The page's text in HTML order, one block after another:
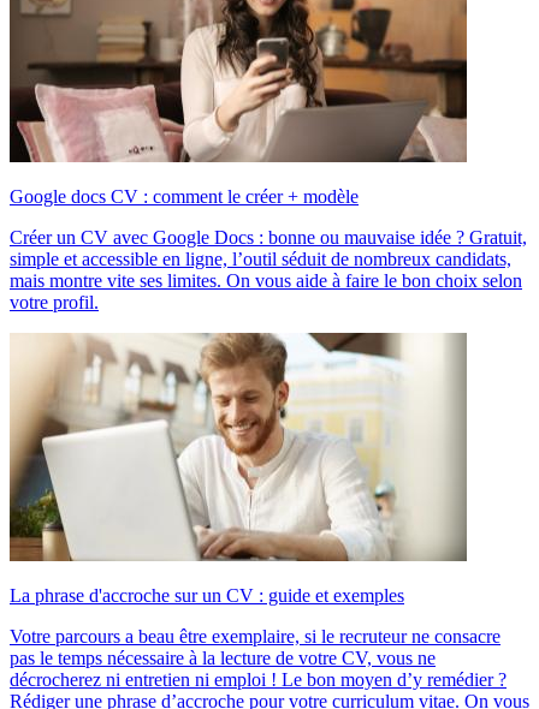
Google docs CV : comment le créer + modèle
Créer un CV avec Google Docs : bonne ou mauvaise idée ? Gratuit,
simple et accessible en ligne, l’outil séduit de nombreux candidats,
mais montre vite ses limites. On vous aide à faire le bon choix selon
votre profil.
La phrase d'accroche sur un CV : guide et exemples
Votre parcours a beau être exemplaire, si le recruteur ne consacre
pas le temps nécessaire à la lecture de votre CV, vous ne
décrocherez ni entretien ni emploi ! Le bon moyen d’y remédier ?
Rédiger une phrase d’accroche pour votre curriculum vitae. On vous